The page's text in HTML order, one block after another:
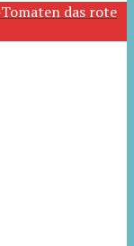
das rote